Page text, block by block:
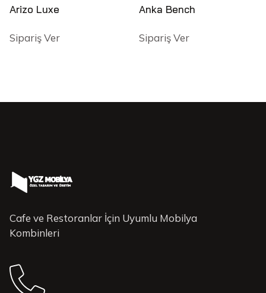
Arizo Luxe
Sipariş Ver
Anka Bench
Sipariş Ver
Cafe ve Restoranlar İçin Uyumlu Mobilya
Kombinleri